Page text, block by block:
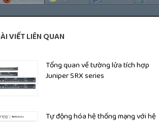
diện ảo (VLAN): 3000
thức VoIP SDP
thước (WxDxH) 44,09 cm x 37,01 cm x 4,36 cm
nặng 4,9 kg
CS-BUN-1
1 year subscription for
VIẾT LIÊN QUAN
Tổng quan về tường lửa tích hợp
Juniper SRX series
Tự động hóa hệ thống mạng với hệ